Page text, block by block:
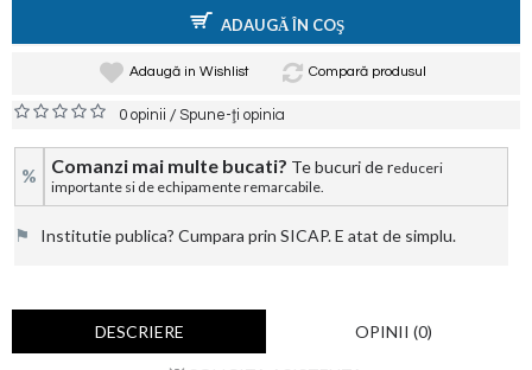
ADAUGĂ ÎN COŞ
Adaugă in Wishlist Compară produsul
0 opinii /Spune-ţi opinia
% Comanzi mai multe bucati? Te bucuri de reduceri
importante si de echipamente remarcabile.
⚑ Institutie publica? Cumpara prin SICAP. E atat de simplu.
DESCRIERE OPINII (0)